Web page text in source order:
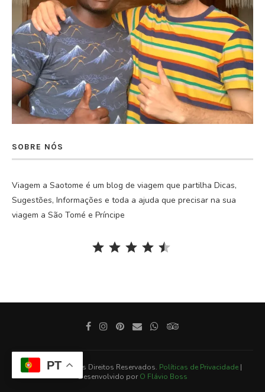
SOBRE NÓS
Viagem a Saotome é um blog de viagem que partilha Dicas,
Sugestões, Informações e toda a ajuda que precisar na sua
viagem a São Tomé e Príncipe
@2025 - Todos os Direitos Reservados. Políticas de Privacidade|
Desenvolvido porO Flávio Boss
PT